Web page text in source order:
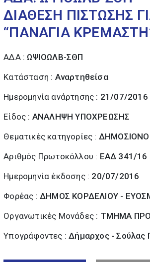
ΔΙΑΘΕΣΗ ΠΙΣΤΩΣΗΣ
“ΠΑΝΑΓΙΑ
ΑΔΑ : ΩΨΙΟΩΛΒ-ΣΘΠ
Κατάσταση : Αναρτηθείσα
Ημερομηνία ανάρτησης : 21/07/2016
Είδος : ΑΝΑΛΗΨΗ ΥΠΟΧΡΕΩΣΗΣ
Θεματικές κατηγορίες :
Αριθμός Πρωτοκόλλου : ΕΑΔ 341/16
Ημερομηνία έκδοσης : 20/07/2016
Φορέας :ΔΗΜΟΣ ΚΟΡΔΕΛΙΟΥ -
Οργανωτικές Μονάδες : ΤΜΗΜΑ
Υπογράφοντες :Δήμαρχος - Σούλας